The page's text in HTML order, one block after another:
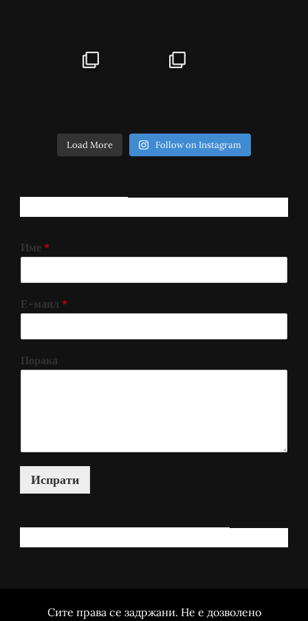
Load More Follow on Instagram
Име *
Е-маил *
Порака
Испрати
Сите права се задржани. Не е дозволено